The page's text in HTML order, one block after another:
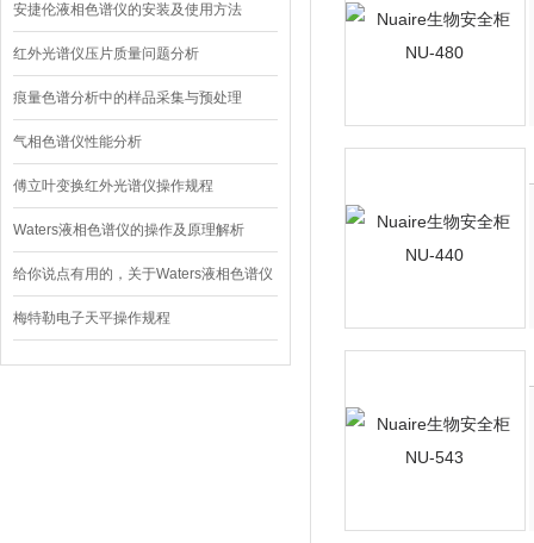
安捷伦液相色谱仪的安装及使用方法
红外光谱仪压片质量问题分析
痕量色谱分析中的样品采集与预处理
气相色谱仪性能分析
傅立叶变换红外光谱仪操作规程
Waters液相色谱仪的操作及原理解析
给你说点有用的，关于Waters液相色谱仪
的故障分析
梅特勒电子天平操作规程